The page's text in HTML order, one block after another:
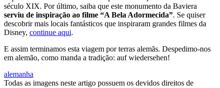
século XIX. Por último, saiba que este monumento da Baviera
serviu de inspiração ao filme “A Bela Adormecida”. Se quiser
descobrir mais locais fantásticos que inspiraram grandes filmes da
Disney, continue aqui.
E assim terminamos esta viagem por terras alemãs. Despedimo-nos
em alemão, como manda a tradição: auf wiedersehen!
alemanha
Todas as imagens neste artigo possuem os devidos direitos de